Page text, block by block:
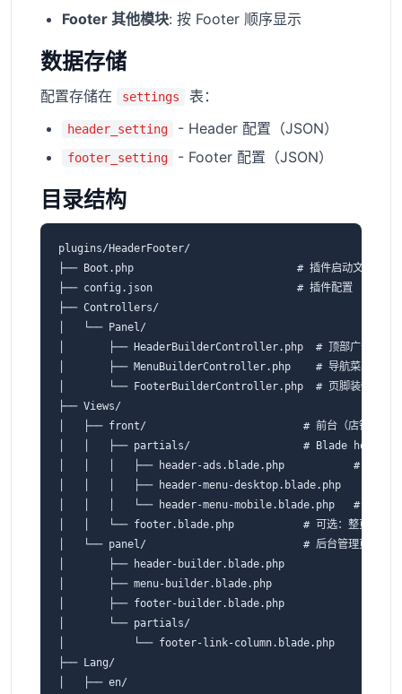
Footer 其他模块: 按 Footer 顺序显示
数据存储
配置存储在 settings 表：
header_setting - Header 配置（JSON）
footer_setting - Footer 配置（JSON）
目录结构
plugins/HeaderFooter/
├── Boot.php                          # 插件启动文件
├── config.json                       # 插件配置
├── Controllers/
│   └── Panel/
│       ├── HeaderBuilderController.php  # 顶部广告配置
│       ├── MenuBuilderController.php    # 导航菜单配置
│       └── FooterBuilderController.php  # 页脚装修配置
├── Views/
│   ├── front/                         # 前台（店铺）输出
│   │   ├── partials/                  # Blade hook 片段
│   │   │   ├── header-ads.blade.php           # 顶部广
│   │   │   ├── header-menu-desktop.blade.php    # 桌面
│   │   │   └── header-menu-mobile.blade.php   # 移动端
│   │   └── footer.blade.php           # 可选：整页 Footer
│   └── panel/                         # 后台管理页
│       ├── header-builder.blade.php
│       ├── menu-builder.blade.php
│       ├── footer-builder.blade.php
│       └── partials/
│           └── footer-link-column.blade.php
├── Lang/
│   ├── en/